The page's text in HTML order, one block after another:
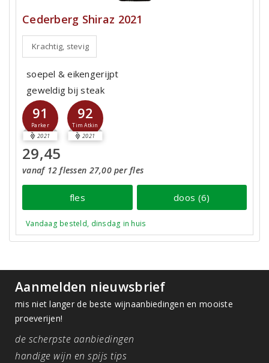
Cederberg Shiraz 2021
Krachtig, stevig
soepel & eikengerijpt
geweldig bij steak
91
Parker
2021
92
Tim Atkin
2021
29,45
vanaf 12 flessen 27,00 per fles
fles doos (6)
Vandaag besteld, dinsdag in huis
Aanmelden nieuwsbrief
mis niet langer de beste wijnaanbiedingen en mooiste
proeverijen!
de scherpste aanbiedingen
handige wijn en spijs tips